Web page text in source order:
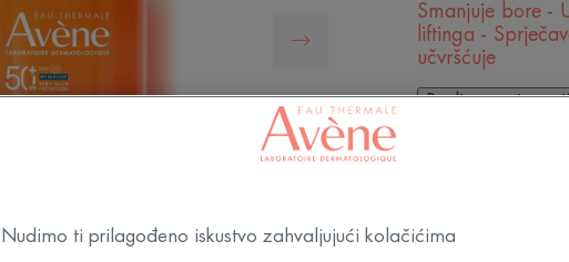
Smanjuje bore -
liftinga -
učvršćuje
Budi prva i
Vrlo visoka
učinkovitošću
Štiti od UVB,
Nudimo ti prilagođeno iskustvo zahvaljujući kolačićima